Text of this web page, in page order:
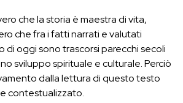
che la storia è maestra di vita,
che fra i fatti narrati e valutati
di oggi sono trascorsi parecchi secoli
sviluppo spirituale e culturale. Perciò
dalla lettura di questo testo
contestualizzato.